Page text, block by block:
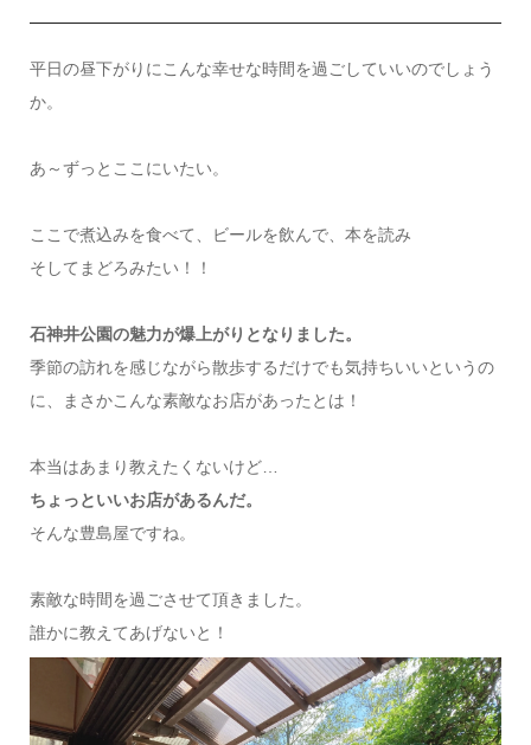
平日の昼下がりにこんな幸せな時間を過ごしていいのでしょう
か。
あ～ずっとここにいたい。
ここで煮込みを食べて、ビールを飲んで、本を読み
そしてまどろみたい！！
石神井公園の魅力が爆上がりとなりました。
季節の訪れを感じながら散歩するだけでも気持ちいいというの
に、まさかこんな素敵なお店があったとは！
本当はあまり教えたくないけど…
ちょっといいお店があるんだ。
そんな豊島屋ですね。
素敵な時間を過ごさせて頂きました。
誰かに教えてあげないと！